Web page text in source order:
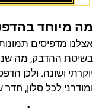
מה מיוחד
אצלנו מדפיסים
בשיטת ההדבק, מה
יוקרתי ושונה. ולכן
ומודרני לכל סלון,